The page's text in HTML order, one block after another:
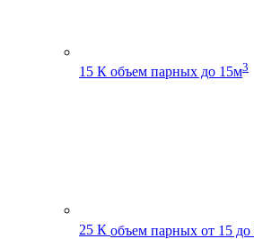
15 К объем парных до 15м3
25 К объем парных от 15